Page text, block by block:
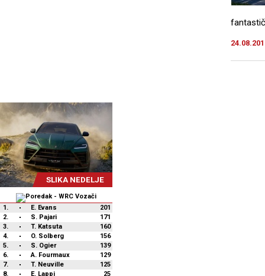
SLIKA NEDELJE
1. E. Evans
201
2.
S. Pajari
171
3.
T. Katsuta
160
4.
O. Solberg
156
5.
S. Ogier
139
6.
A. Fourmaux
129
7.
T. Neuville
125
8.
E. Lappi 25